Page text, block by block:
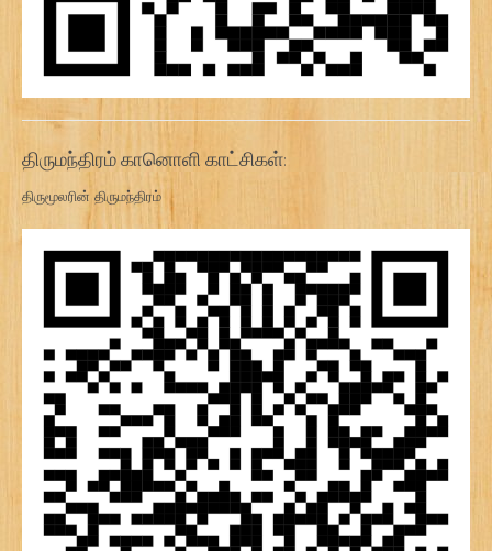
திருமந்திரம் கானொளி காட்சிகள்:
திருமூலரின் திருமந்திரம்